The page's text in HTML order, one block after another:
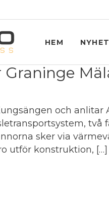
HEM
och
två
sker via
utför konstruktion, […]